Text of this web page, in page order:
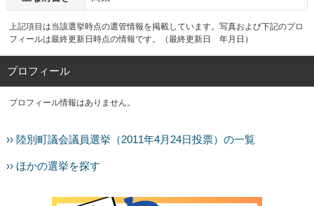
上記項目は当該選挙時点の選管情報を掲載しています。写真および下記のプロ
フィールは最終更新日時点の情報です。（最終更新日 年月日）
プロフィール
プロフィール情報はありません。
›› 陸別町議会議員選挙（2011年4月24日投票）の一覧
›› ほかの選挙を探す